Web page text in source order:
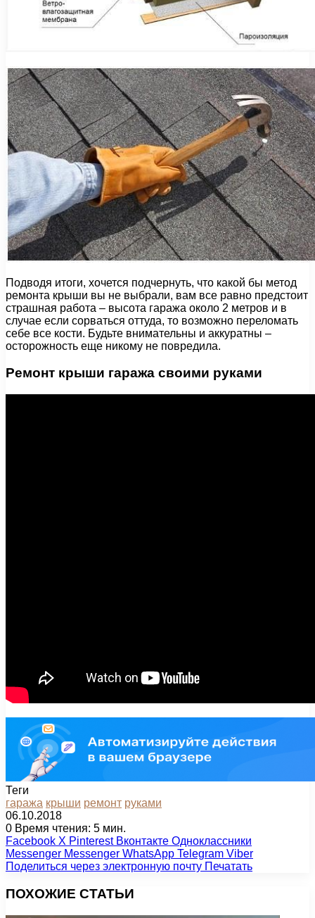
Подводя итоги, хочется подчернуть, что какой бы метод
ремонта крыши вы не выбрали, вам все равно предстоит
страшная работа – высота гаража около 2 метров и в
случае если сорваться оттуда, то возможно переломать
себе все кости. Будьте внимательны и аккуратны –
осторожность еще никому не повредила.
Ремонт крыши гаража своими руками
Теги
гаража крыши ремонт руками
06.10.2018
0 Время чтения: 5 мин.
Facebook X Pinterest Вконтакте Одноклассники
Messenger Messenger WhatsApp Telegram Viber
Поделиться через электронную почту Печатать
ПОХОЖИЕ СТАТЬИ